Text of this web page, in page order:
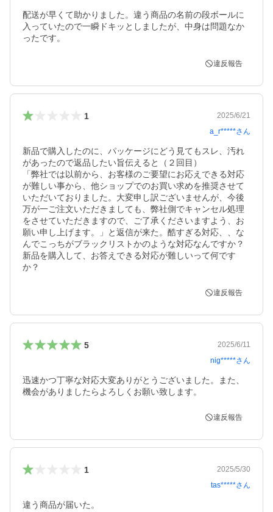
配送が早くて助かりました。違う商品の名前の段ボールに
入っていたので一瞬ドキッとしましたが、中身は問題なか
ったです。
違反報告
1
2025/6/21
a_r*****さん
新品で購入したのに、パッケージにどう見てもスレ、汚れ
があったので返品したい旨伝えると（２回目）
「弊社では以前から、お客様のご要望にお応えできる対応
が難しい事から、他ショップでのお買い求めを推奨させて
いただいておりました。大変申し訳ございませんが、今後
万が一ご注文いただきましても、弊社側でキャンセル処理
をさせていただきますので、ご了承くださいますよう、お
願い申し上げます。」と返信が来た。酷すぎる対応、、な
んでこっちがブラックリストかのような対応なんですか？
新品を購入して、お答えできる対応が難しいって何です
か？
違反報告
5
2025/6/11
nig*****さん
迅速かつ丁寧な対応大変ありがとうございました。また、
機会がありましたらよろしくお願い致します。
違反報告
1
2025/5/30
tas*****さん
違う商品が届いた。